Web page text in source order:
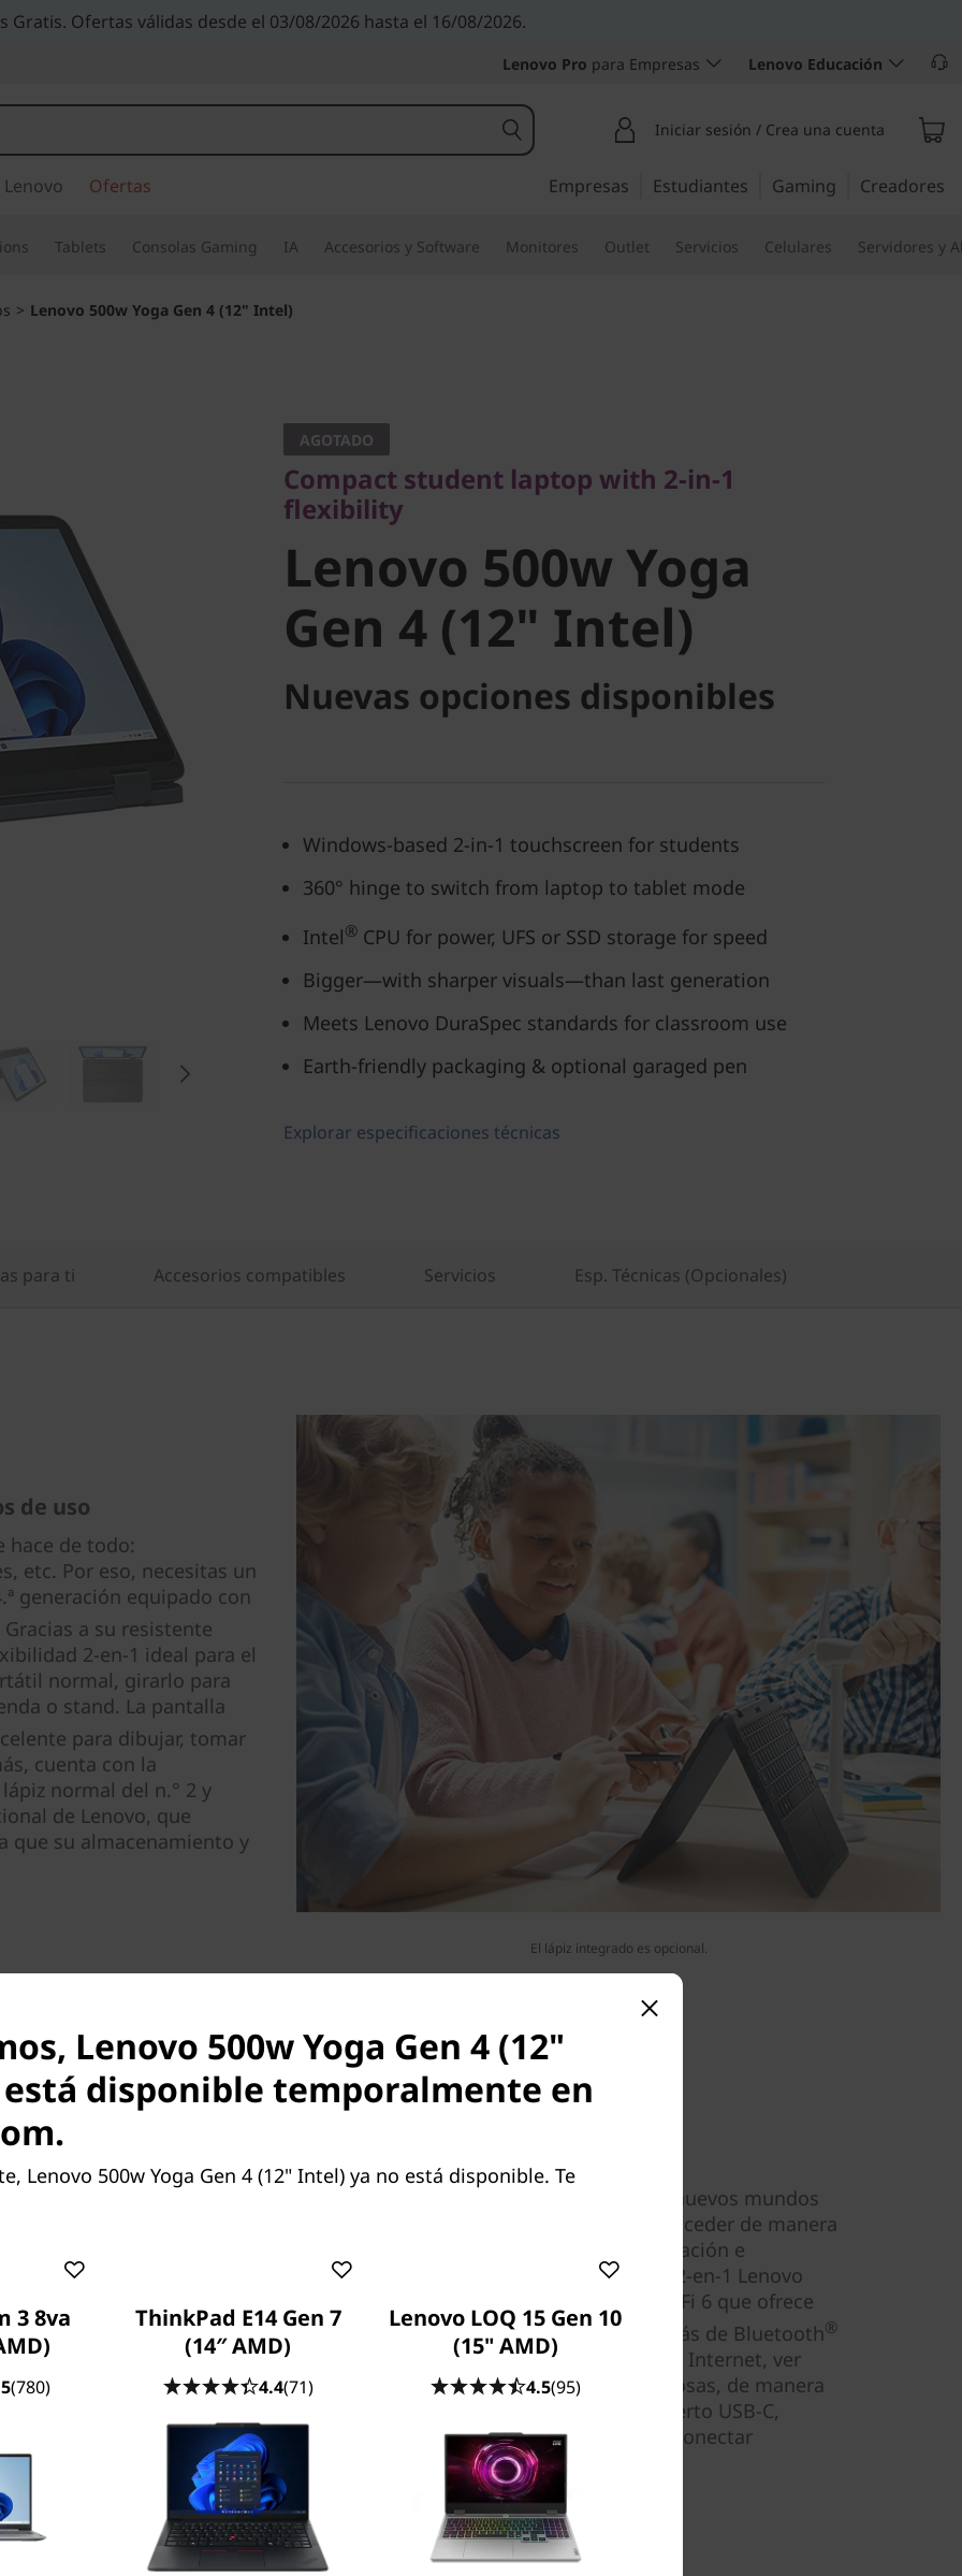
Gratis. Ofertas válidas desde el 03/08/2026 hasta el 16/08/2026.
Lenovo Pro para Empresas Lenovo Educación
Iniciar sesión / Crea una cuenta
Ofertas Empresas Estudiantes Gaming Creadores
Tablets Consolas Gaming IA Accesorios y Software Monitores Outlet Servicios Celulares Servidores y
> Lenovo 500w Yoga Gen 4 (12" Intel)
flexibility
Lenovo 500w Yoga
Gen 4 (12" Intel)
AGOTADO
Compact student laptop with 2-in-1
flexibility
Lenovo 500w Yoga
Gen 4 (12" Intel)
Nuevas opciones disponibles
Windows-based 2-in-1 touchscreen for students
360° hinge to switch from laptop to tablet mode
Intel® CPU for power, UFS or SSD storage for speed
Bigger—with sharper visuals—than last generation
Meets Lenovo DuraSpec standards for classroom use
Earth-friendly packaging & optional garaged pen
Explorar especificaciones técnicas
para ti Accesorios compatibles Servicios Esp. Técnicas (Opcionales)
El lápiz integrado es opcional.
de uso
hace de todo:
etc. Por eso, necesitas un
generación equipado con
a su resistente
2-en-1 ideal para el
normal, girarlo para
o stand. La pantalla
para dibujar, tomar
cuenta con la
normal del n.° 2 y
de Lenovo, que
que su almacenamiento y
Los ordenadores para el aula abren las puertas a nuevos mundos
de aprendizaje, siempre y cuando estos puedan acceder de manera
fácil y segura a las maravillosas fuentes de información e
inspiración que tenemos actualmente. El portátil 2-en-1 Lenovo
500w Yoga de 4.ª generación cuenta con hasta Wi-Fi 6 que ofrece
una conectividad de red rápida y constante, además de Bluetooth®
para compartir archivos y datos locales. Buscar en Internet, ver
lecciones en vídeo o enviar deberes, entre otras cosas, de manera
rápida y fiable ya es posible. Además, tiene un puerto USB-C,
diferentes puertos USB-A y un puerto HDMI para conectar
periféricos.
Lenovo 500w Yoga Gen 4 (12"
disponible temporalmente en
Lenovo 500w Yoga Gen 4 (12" Intel) ya no está disponible. Te
3 8va
(780)
ThinkPad E14 Gen 7
(14″ AMD)
4.4(71)
Lenovo LOQ 15 Gen 10
(15" AMD)
4.5(95)